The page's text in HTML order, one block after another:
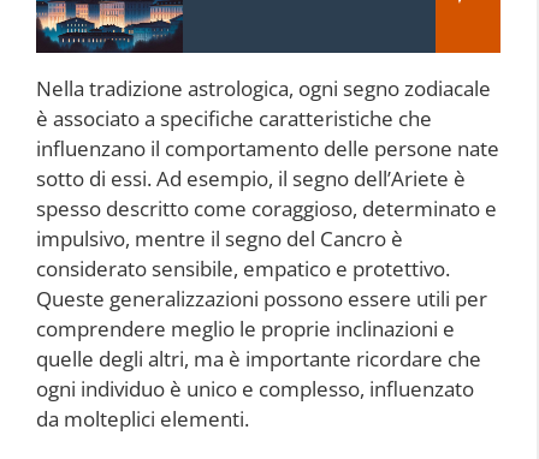
Nella tradizione astrologica, ogni segno zodiacale
è associato a specifiche caratteristiche che
influenzano il comportamento delle persone nate
sotto di essi. Ad esempio, il segno dell’Ariete è
spesso descritto come coraggioso, determinato e
impulsivo, mentre il segno del Cancro è
considerato sensibile, empatico e protettivo.
Queste generalizzazioni possono essere utili per
comprendere meglio le proprie inclinazioni e
quelle degli altri, ma è importante ricordare che
ogni individuo è unico e complesso, influenzato
da molteplici elementi.